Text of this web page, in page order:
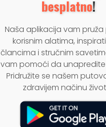
besplatno!
Naša aplikacija vam pruža
korisnim alatima,
člancima i stručnim
vam pomoći da unapredite
Pridružite se našem
zdravijem načinu